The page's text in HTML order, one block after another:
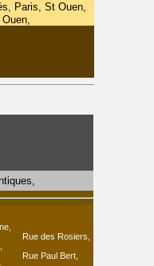
, Paris, St Ouen,
Rue des Rosiers,
Rue Paul Bert,